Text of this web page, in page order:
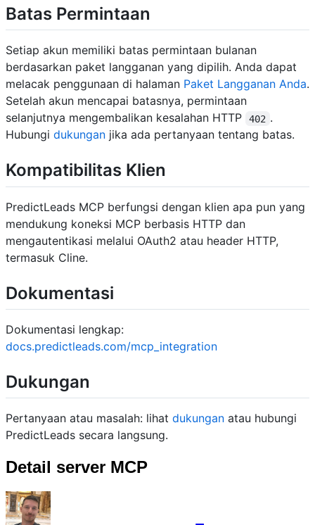
Batas Permintaan
Setiap akun memiliki batas permintaan bulanan
berdasarkan paket langganan yang dipilih. Anda dapat
melacak penggunaan di halaman Paket Langganan Anda.
Setelah akun mencapai batasnya, permintaan
selanjutnya mengembalikan kesalahan HTTP
402 .
Hubungi dukungan jika ada pertanyaan tentang batas.
Kompatibilitas Klien
PredictLeads MCP berfungsi dengan klien apa pun yang
mendukung koneksi MCP berbasis HTTP dan
mengautentikasi melalui OAuth2 atau header HTTP,
termasuk Cline.
Dokumentasi
Dokumentasi lengkap:
docs.predictleads.com/mcp_integration
Dukungan
Pertanyaan atau masalah: lihat dukungan atau hubungi
PredictLeads secara langsung.
Detail server MCP